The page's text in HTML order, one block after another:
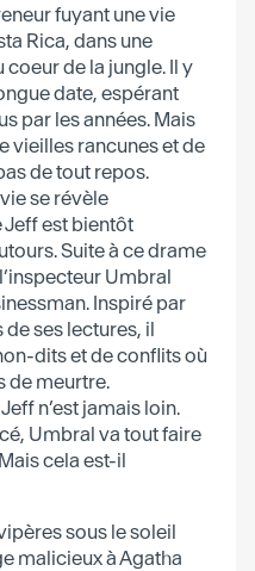
fuyant une vie
Rica, dans une
de la jungle. Il y
date, espérant
par les années. Mais
vieilles rancunes et de
de tout repos.
se révèle
Jeff est bientôt
Suite à ce drame
Umbral
Inspiré par
ses lectures, il
dits et de conflits où
de meurtre.
n’est jamais loin.
Umbral va tout faire
cela est-il
sous le soleil
malicieux à Agatha